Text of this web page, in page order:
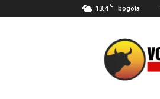
13.4 C bogota
Voy
a
Los
Toros